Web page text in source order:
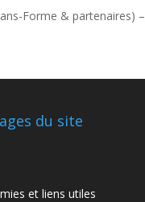
Forme & partenaires) –
du site
et liens utiles